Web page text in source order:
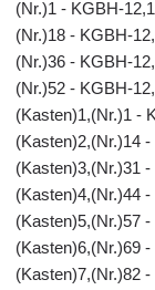
(Nr.)1 - KGBH-
(Nr.)18 - KGBH-
(Nr.)36 - KGBH-
(Nr.)52 - KGBH-
(Kasten)1,(Nr.)1 -
(Kasten)2,(Nr.)14
(Kasten)3,(Nr.)31
(Kasten)4,(Nr.)44
(Kasten)5,(Nr.)57
(Kasten)6,(Nr.)69
(Kasten)7,(Nr.)82